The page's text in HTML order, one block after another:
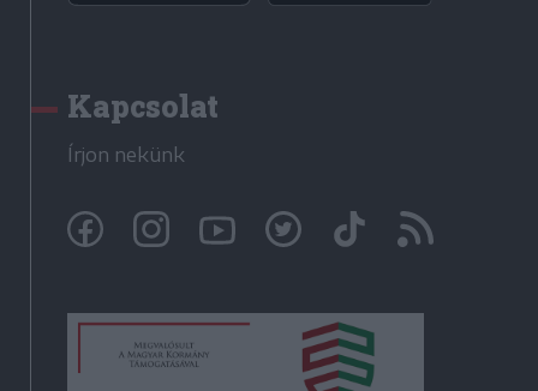
Kapcsolat
Írjon nekünk